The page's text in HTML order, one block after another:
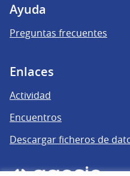
Ayuda
Preguntas frecuentes
Enlaces
Actividad
Encuentros
Descargar ficheros de